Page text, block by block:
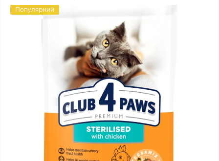
Популярний